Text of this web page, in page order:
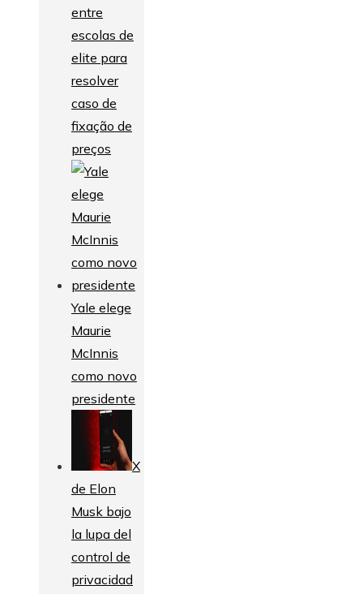
entre
escolas de
elite para
resolver
caso de
fixação de
preços
Yale elege
Maurie
McInnis
como novo
presidente
X
de Elon
Musk bajo
la lupa del
control de
privacidad